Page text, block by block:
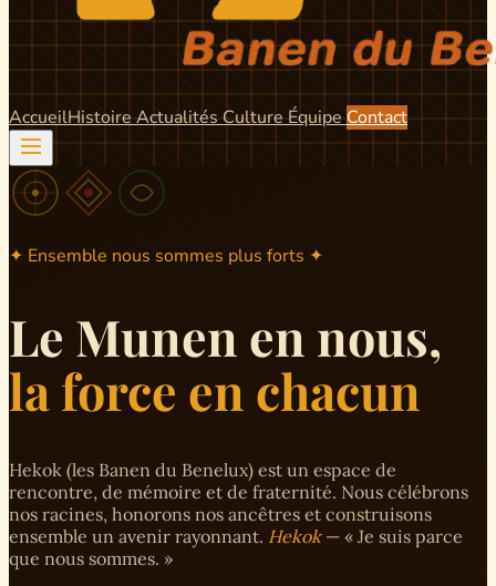
AccueilHistoire ActualitésCulture Équipe Contact
✦ Ensemble nous sommes plus forts ✦
Le Munen en nous,
la force en chacun
Hekok (les Banen du Benelux) est un espace de
rencontre, de mémoire et de fraternité. Nous célébrons
nos racines, honorons nos ancêtres et construisons
ensemble un avenir rayonnant. Hekok— « Je suis parce
que nous sommes. »